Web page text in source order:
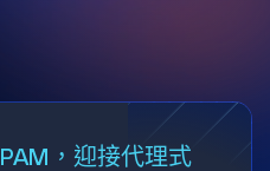
PAM，迎接代理式